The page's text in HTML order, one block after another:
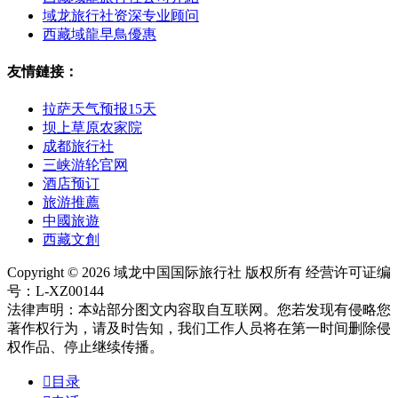
域龙旅行社资深专业顾问
西藏域龍早鳥優惠
友情鏈接：
拉萨天气预报15天
坝上草原农家院
成都旅行社
三峡游轮官网
酒店预订
旅游推薦
中國旅遊
西藏文創
Copyright © 2026 域龙中国国际旅行社 版权所有 经营许可证编
号：L-XZ00144
法律声明：本站部分图文内容取自互联网。您若发现有侵略您
著作权行为，请及时告知，我们工作人员将在第一时间删除侵
权作品、停止继续传播。
 目录